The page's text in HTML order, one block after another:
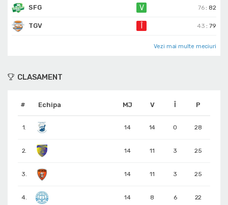
SFG V 76 : 82
TGV 43 :79
Vezi mai multe meciuri
CLASAMENT
# Echipa MJ V Î P
1. 14 14 0 28
2. 14 11 3 25
3. 14 11 3 25
4. 14 8 6 22